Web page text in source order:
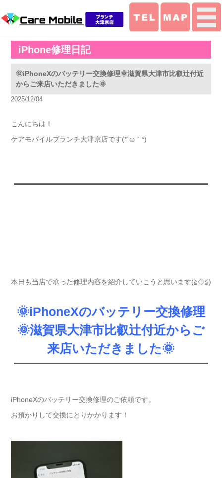
iPhone修理日記
🌞iPhoneXのバッテリー交換修理🌞滋賀県大津市比叡辻付近
からご来店いただきました🌞
2025/12/04
こんにちは！
ケアモバイルブランチ大津京店です(*´ω｀*)
本日も当店で承った修理内容を紹介していこうと思います(≧◇≦)
🌞iPhoneXのバッテリー交換修理
🌞滋賀県大津市比叡辻付近からご
来店いただきました🌞
iPhoneXのバッテリー交換修理のご依頼です。
お預かりして交換にとりかかります！